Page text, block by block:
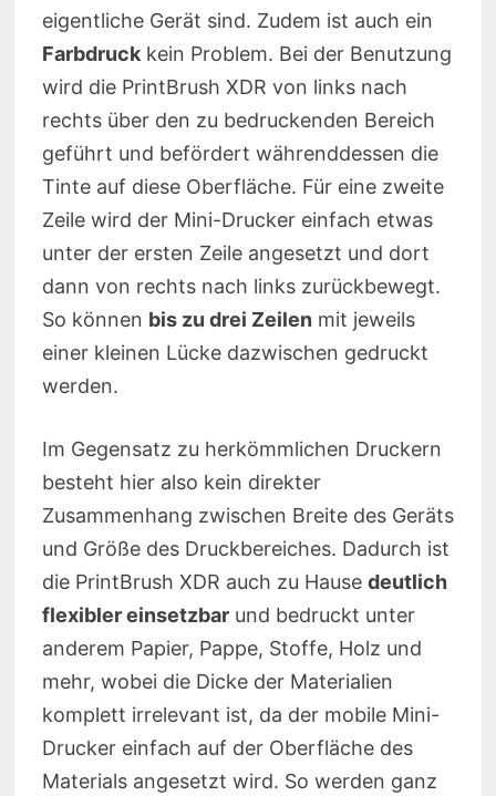
eigentliche Gerät sind. Zudem ist auch ein
Farbdruckkein Problem. Bei der Benutzung
wird die PrintBrush XDR von links nach
rechts über den zu bedruckenden Bereich
geführt und befördert währenddessen die
Tinte auf diese Oberfläche. Für eine zweite
Zeile wird der Mini-Drucker einfach etwas
unter der ersten Zeile angesetzt und dort
dann von rechts nach links zurückbewegt.
So können bis zu drei Zeilen mit jeweils
einer kleinen Lücke dazwischen gedruckt
werden.
Im Gegensatz zu herkömmlichen Druckern
besteht hier also kein direkter
Zusammenhang zwischen Breite des Geräts
und Größe des Druckbereiches. Dadurch ist
die PrintBrush XDR auch zu Hause deutlich
flexibler einsetzbarund bedruckt unter
anderem Papier, Pappe, Stoffe, Holz und
mehr, wobei die Dicke der Materialien
komplett irrelevant ist, da der mobile Mini-
Drucker einfach auf der Oberfläche des
Materials angesetzt wird. So werden ganz